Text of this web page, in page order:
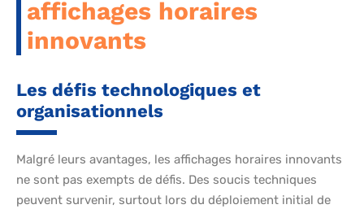
affichages horaires
innovants
Les défis technologiques et
organisationnels
Malgré leurs avantages, les affichages horaires innovants
ne sont pas exempts de défis. Des soucis techniques
peuvent survenir, surtout lors du déploiement initial de